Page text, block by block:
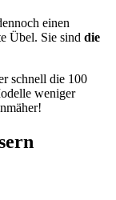
einen
Übel. Sie sind die
schnell die 100
weniger